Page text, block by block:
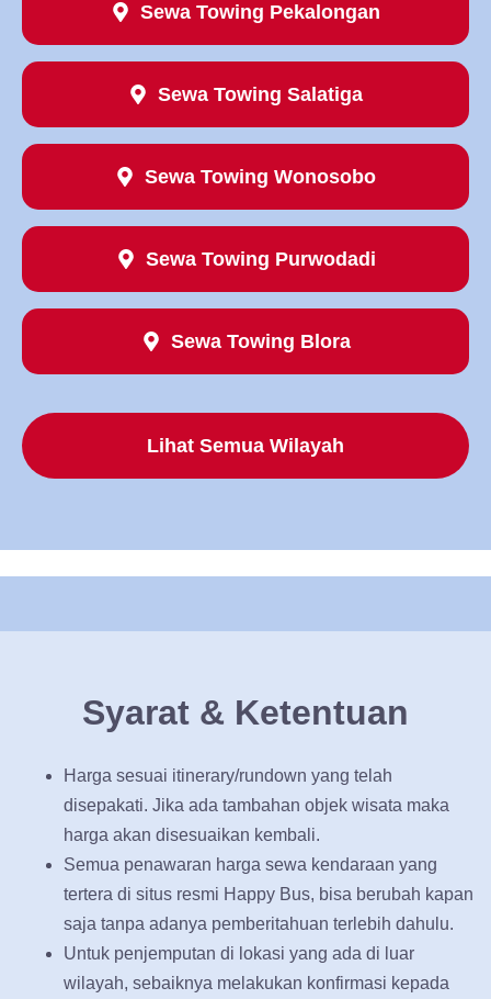
Sewa Towing Pekalongan
Sewa Towing Salatiga
Sewa Towing Wonosobo
Sewa Towing Purwodadi
Sewa Towing Blora
Lihat Semua Wilayah
Syarat & Ketentuan
Harga sesuai itinerary/rundown yang telah
disepakati. Jika ada tambahan objek wisata maka
harga akan disesuaikan kembali.
Semua penawaran harga sewa kendaraan yang
tertera di situs resmi Happy Bus, bisa berubah kapan
saja tanpa adanya pemberitahuan terlebih dahulu.
Untuk penjemputan di lokasi yang ada di luar
wilayah, sebaiknya melakukan konfirmasi kepada